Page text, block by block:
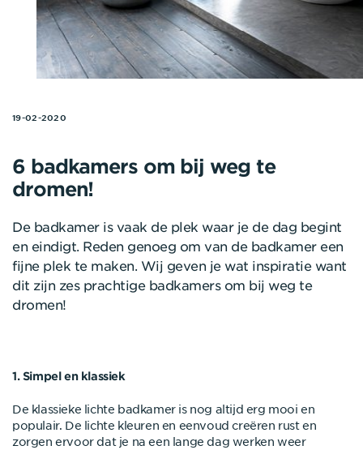
19-02-2020
6 badkamers om bij weg te
dromen!
De badkamer is vaak de plek waar je de dag begint
en eindigt. Reden genoeg om van de badkamer een
fijne plek te maken. Wij geven je wat inspiratie want
dit zijn zes prachtige badkamers om bij weg te
dromen!
1. Simpel en klassiek
De klassieke lichte badkamer is nog altijd erg mooi en
populair. De lichte kleuren en eenvoud creëren rust en
zorgen ervoor dat je na een lange dag werken weer